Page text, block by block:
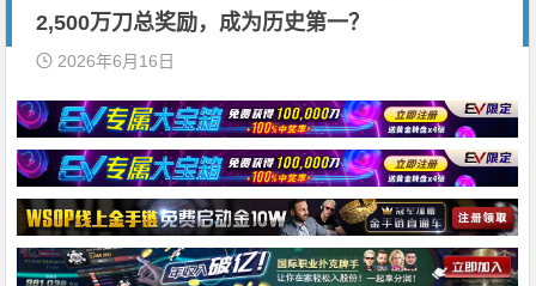
2,500万刀总奖励，成为历史第一？
2026年6月16日